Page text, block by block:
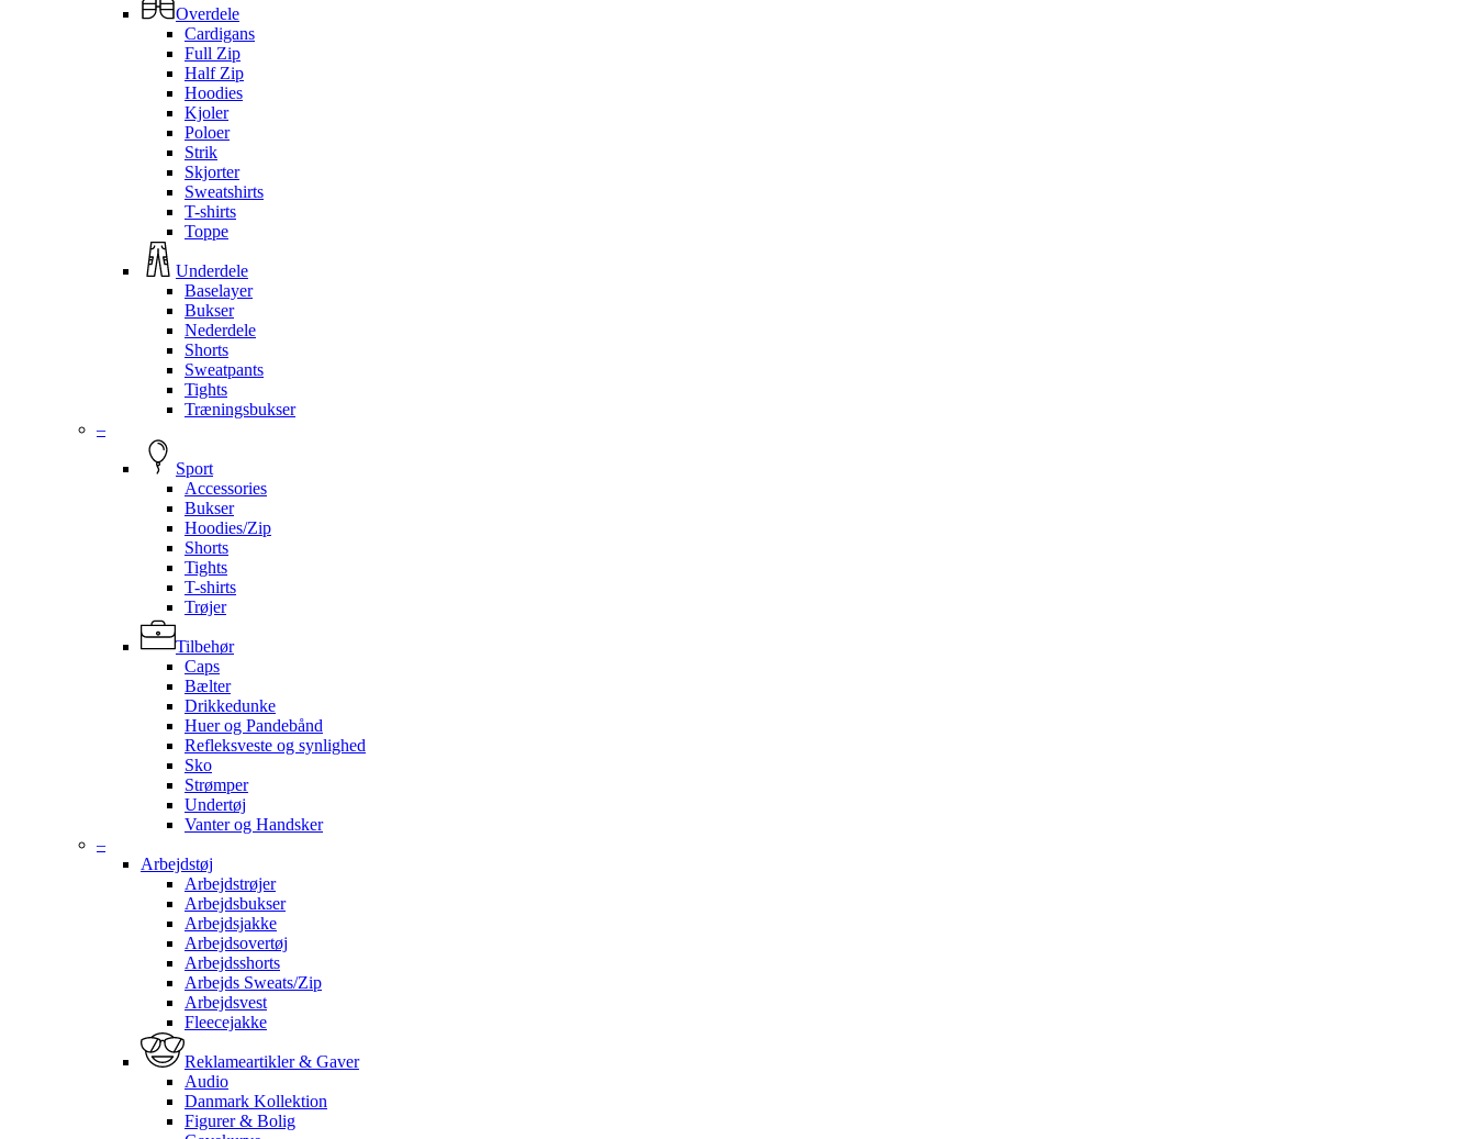
Overdele
Cardigans
Full Zip
Half Zip
Hoodies
Kjoler
Poloer
Strik
Skjorter
Sweatshirts
T-shirts
Toppe
Underdele
Baselayer
Bukser
Nederdele
Shorts
Sweatpants
Tights
Træningsbukser
–
Sport
Accessories
Bukser
Hoodies/Zip
Shorts
Tights
T-shirts
Trøjer
Tilbehør
Caps
Bælter
Drikkedunke
Huer og Pandebånd
Refleksveste og synlighed
Sko
Strømper
Undertøj
Vanter og Handsker
–
Arbejdstøj
Arbejdstrøjer
Arbejdsbukser
Arbejdsjakke
Arbejdsovertøj
Arbejdsshorts
Arbejds Sweats/Zip
Arbejdsvest
Fleecejakke
Reklameartikler & Gaver
Audio
Danmark Kollektion
Figurer & Bolig